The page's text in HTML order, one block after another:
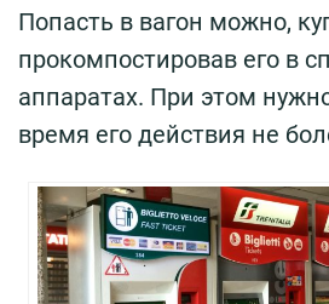
Попасть в вагон можно,
прокомпостировав его в
аппаратах. При этом
время его действия не